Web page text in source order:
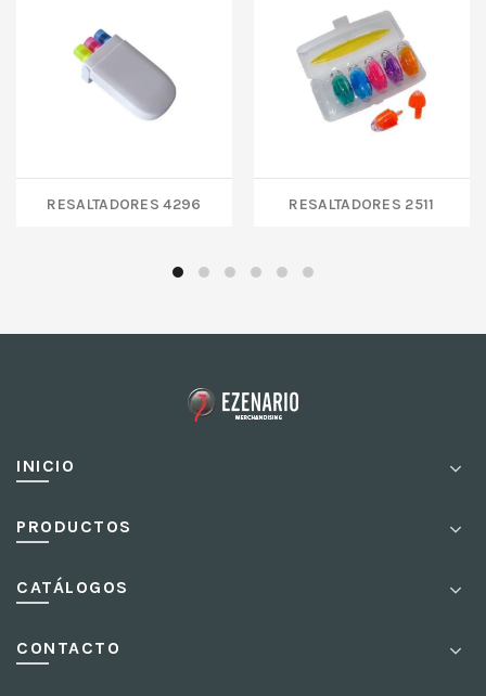
RESALTADORES 4296 RESALTADORES 2511
INICIO
PRODUCTOS
CATÁLOGOS
CONTACTO